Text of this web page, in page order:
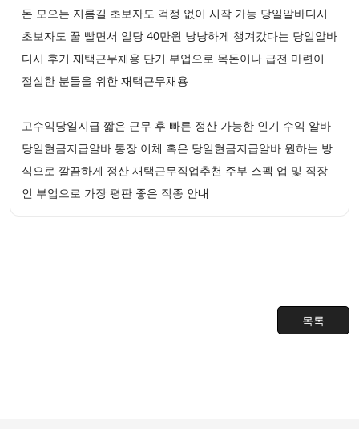
돈 모으는 지름길 초보자도 걱정 없이 시작 가능 당일알바디시
초보자도 꿀 빨면서 일당 40만원 낭낭하게 챙겨갔다는 당일알바
디시 후기 재택근무채용 단기 부업으로 목돈이나 급전 마련이
절실한 분들을 위한 재택근무채용
고수익당일지급 짧은 근무 후 빠른 정산 가능한 인기 수익 알바
당일현금지급알바 통장 이체 혹은 당일현금지급알바 원하는 방
식으로 깔끔하게 정산 재택근무직업추천 주부 스펙 업 및 직장
인 부업으로 가장 평판 좋은 직종 안내
목록